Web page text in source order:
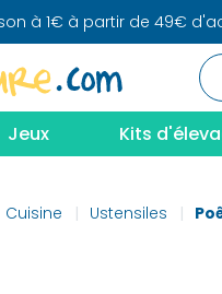
à 1€ à partir de 49€
Jeux Kits
Cuisine Ustensiles